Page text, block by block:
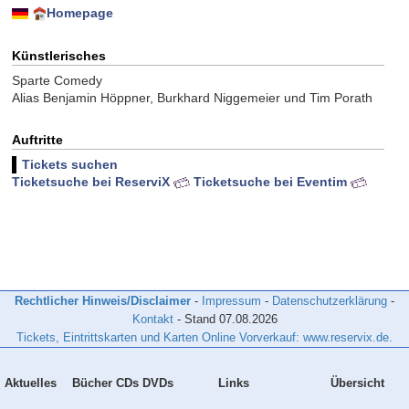
Homepage
Künstlerisches
Sparte Comedy
Alias Benjamin Höppner, Burkhard Niggemeier und Tim Porath
Auftritte
Tickets suchen
Ticketsuche bei ReserviX
Ticketsuche bei Eventim
Rechtlicher Hinweis/Disclaimer - Impressum - Datenschutzerklärung -
Kontakt- Stand 07.08.2026
Tickets, Eintrittskarten und Karten Online Vorverkauf: www.reservix.de.
Aktuelles Bücher CDs DVDs Links Übersicht